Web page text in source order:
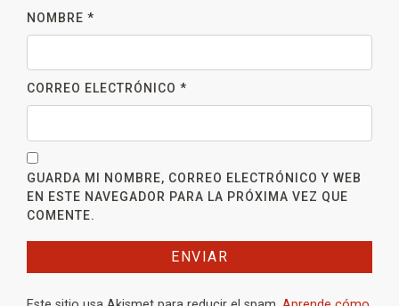
NOMBRE *
CORREO ELECTRÓNICO *
GUARDA MI NOMBRE, CORREO ELECTRÓNICO Y WEB
EN ESTE NAVEGADOR PARA LA PRÓXIMA VEZ QUE
COMENTE.